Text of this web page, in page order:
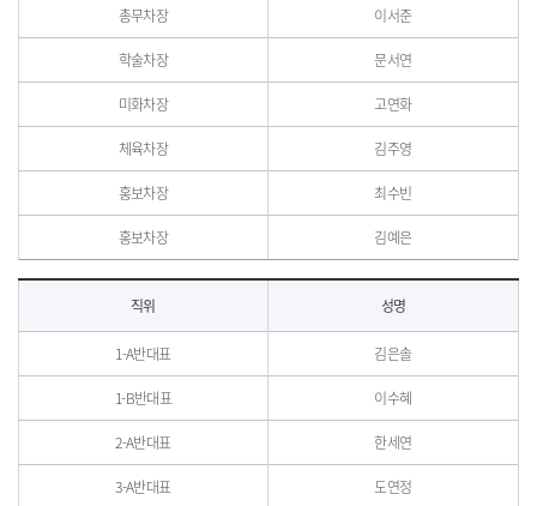
총무차장 이서준
학술차장 문서연
미화차장 고연화
체육차장 김주영
홍보차장 최수빈
홍보차장 김예은
직위 성명
1-A반대표 김은솔
1-B반대표 이수혜
2-A반대표 한세연
3-A반대표 도연정